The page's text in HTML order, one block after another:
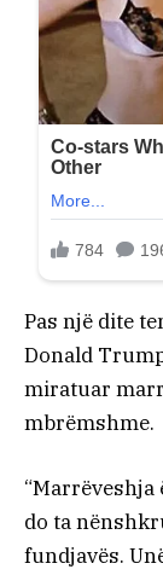
Pas një dite
Donald
miratuar
mbrëmshme.
do ta
fundjavës.